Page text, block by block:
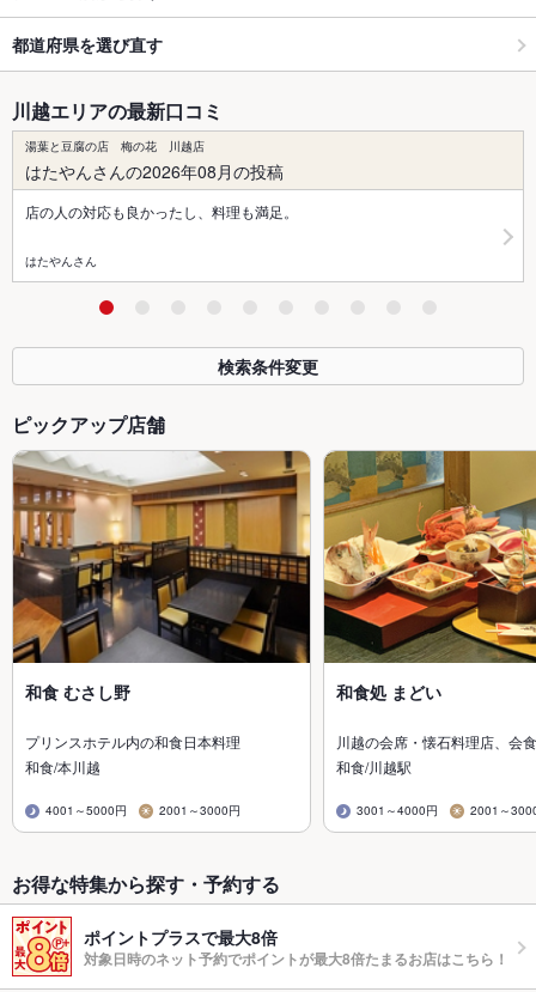
都道府県を選び直す
川越エリアの最新口コミ
湯葉と豆腐の店 梅の花 川越店
はたやんさんの2026年08月の投稿
店の人の対応も良かったし、料理も満足。
はたやんさん
検索条件変更
ピックアップ店舗
和食 むさし野
プリンスホテル内の和食日本料理
和食/本川越
4001～5000円 2001～3000円
和食処 まどい
川越の会席・懐石料理店、会
和食/川越駅
3001～4000円 2001～
お得な特集から探す・予約する
ポイントプラスで最大8倍
対象日時のネット予約でポイントが最大8倍たまるお店はこちら！